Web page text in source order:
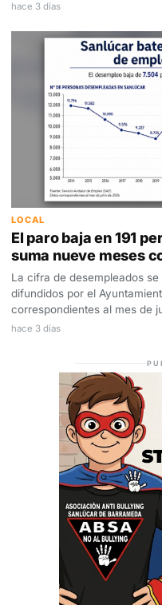
hace 3 días
LOCAL
El paro baja en 191
suma nueve meses
La cifra de desempleados
difundidos por el
correspondientes al mes de
hace 3 días